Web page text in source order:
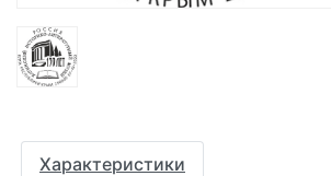
Характеристики